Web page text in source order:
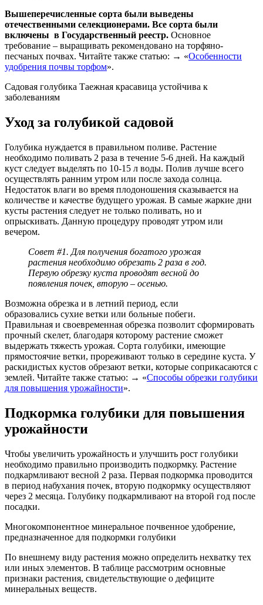
Вышеперечисленные сорта были выведены
отечественными селекционерами. Все сорта были
включены в Государственный реестр. Основное
требование – выращивать рекомендовано на торфяно-
песчаных почвах. Читайте также статью: → «Особенности
удобрения почвы торфом».
Садовая голубика Таежная красавица устойчива к
заболеваниям
Уход за голубикой садовой
Голубика нуждается в правильном поливе. Растение
необходимо поливать 2 раза в течение 5-6 дней. На каждый
куст следует выделять по 10-15 л воды. Полив лучше всего
осуществлять ранним утром или после захода солнца.
Недостаток влаги во время плодоношения сказывается на
количестве и качестве будущего урожая. В самые жаркие дни
кусты растения следует не только поливать, но и
опрыскивать. Данную процедуру проводят утром или
вечером.
Совет #1. Для получения богатого урожая
растения необходимо обрезать 2 раза в год.
Первую обрезку куста проводят весной до
появления почек, вторую – осенью.
Возможна обрезка и в летний период, если
образовались сухие ветки или больные побеги.
Правильная и своевременная обрезка позволит сформировать
прочный скелет, благодаря которому растение сможет
выдержать тяжесть урожая. Сорта голубики, имеющие
прямостоячие ветки, прореживают только в середине куста. У
раскидистых кустов обрезают ветки, которые соприкасаются с
землей. Читайте также статью: → «Способы обрезки голубики
для повышения урожайности».
Подкормка голубики для повышения
урожайности
Чтобы увеличить урожайность и улучшить рост голубики
необходимо правильно производить подкормку. Растение
подкармливают весной 2 раза. Первая подкормка проводится
в период набухания почек, вторую подкормку осуществляют
через 2 месяца. Голубику подкармливают на второй год после
посадки.
Многокомпонентное минеральное почвенное удобрение,
предназначенное для подкормки голубики
По внешнему виду растения можно определить нехватку тех
или иных элементов. В таблице рассмотрим основные
признаки растения, свидетельствующие о дефиците
минеральных веществ.